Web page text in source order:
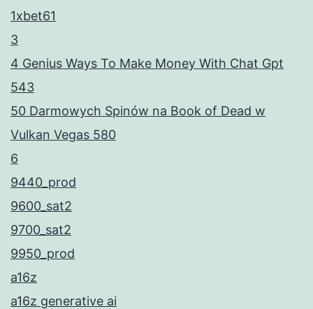
1xbet61
3
4 Genius Ways To Make Money With Chat Gpt
543
50 Darmowych Spinów na Book of Dead w
Vulkan Vegas 580
6
9440_prod
9600_sat2
9700_sat2
9950_prod
a16z
a16z generative ai